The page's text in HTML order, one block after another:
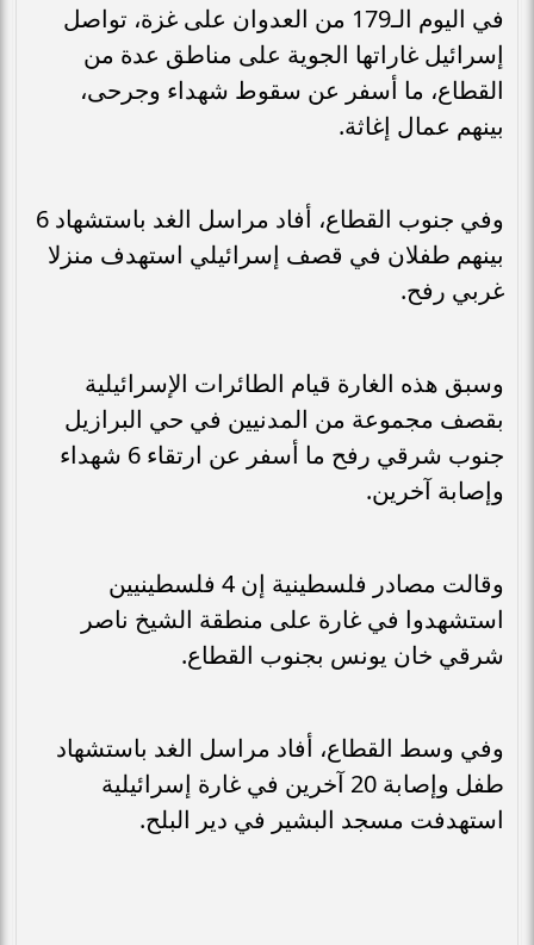
في اليوم الـ179 من العدوان على غزة، تواصل
إسرائيل غاراتها الجوية على مناطق عدة من
القطاع، ما أسفر عن سقوط شهداء وجرحى،
بينهم عمال إغاثة.
وفي جنوب القطاع، أفاد مراسل الغد باستشهاد 6
بينهم طفلان في قصف إسرائيلي استهدف منزلا
غربي رفح.
وسبق هذه الغارة قيام الطائرات الإسرائيلية
بقصف مجموعة من المدنيين في حي البرازيل
جنوب شرقي رفح ما أسفر عن ارتقاء 6 شهداء
وإصابة آخرين.
وقالت مصادر فلسطينية إن 4 فلسطينيين
استشهدوا في غارة على منطقة الشيخ ناصر
شرقي خان يونس بجنوب القطاع.
وفي وسط القطاع، أفاد مراسل الغد باستشهاد
طفل وإصابة 20 آخرين في غارة إسرائيلية
استهدفت مسجد البشير في دير البلح.